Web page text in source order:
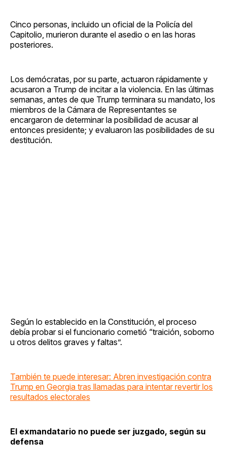
Cinco personas, incluido un oficial de la Policía del
Capitolio, murieron durante el asedio o en las horas
posteriores.
Los demócratas, por su parte, actuaron rápidamente y
acusaron a Trump de incitar a la violencia. En las últimas
semanas, antes de que Trump terminara su mandato, los
miembros de la Cámara de Representantes se
encargaron de determinar la posibilidad de acusar al
entonces presidente; y evaluaron las posibilidades de su
destitución.
Según lo establecido en la Constitución, el proceso
debía probar si el funcionario cometió “traición, soborno
u otros delitos graves y faltas”.
También te puede interesar: Abren investigación contra
Trump en Georgia tras llamadas para intentar revertir los
resultados electorales
El exmandatario no puede ser juzgado, según su
defensa